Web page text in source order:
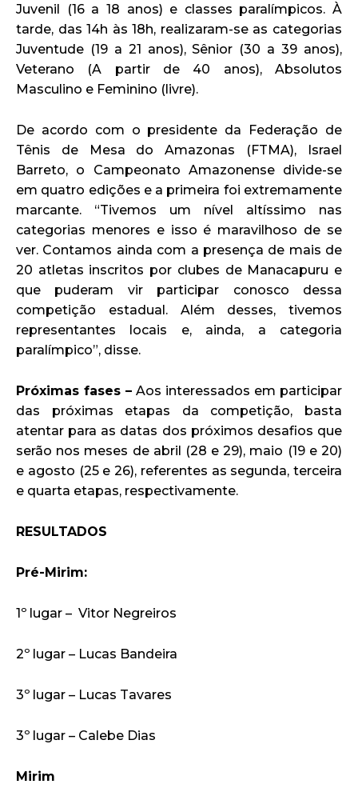
Juvenil (16 a 18 anos) e classes paralímpicos. À
tarde, das 14h às 18h, realizaram-se as categorias
Juventude (19 a 21 anos), Sênior (30 a 39 anos),
Veterano (A partir de 40 anos), Absolutos
Masculino e Feminino (livre).
De acordo com o presidente da Federação de
Tênis de Mesa do Amazonas (FTMA), Israel
Barreto, o Campeonato Amazonense divide-se
em quatro edições e a primeira foi extremamente
marcante. “Tivemos um nível altíssimo nas
categorias menores e isso é maravilhoso de se
ver. Contamos ainda com a presença de mais de
20 atletas inscritos por clubes de Manacapuru e
que puderam vir participar conosco dessa
competição estadual. Além desses, tivemos
representantes locais e, ainda, a categoria
paralímpico”, disse.
Próximas fases – Aos interessados em participar
das próximas etapas da competição, basta
atentar para as datas dos próximos desafios que
serão nos meses de abril (28 e 29), maio (19 e 20)
e agosto (25 e 26), referentes as segunda, terceira
e quarta etapas, respectivamente.
RESULTADOS
Pré-Mirim:
1º lugar – Vitor Negreiros
2º lugar – Lucas Bandeira
3º lugar – Lucas Tavares
3º lugar – Calebe Dias
Mirim